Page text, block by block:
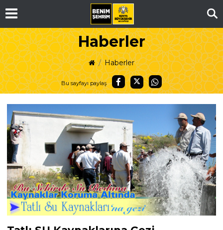
Haberler
Haberler
Bu sayfayı paylaş